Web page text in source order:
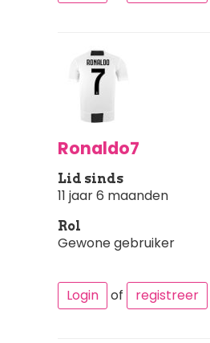
Ronaldo7
Lid sinds
11 jaar 6 maanden
Rol
Gewone gebruiker
Login of registreer